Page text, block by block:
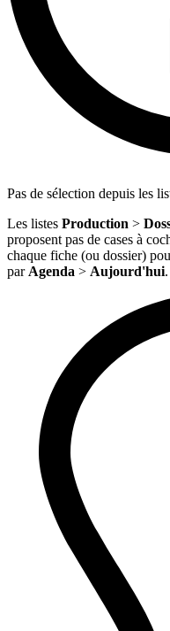
Pas de sélection depuis les
Les listes Production >
proposent pas de cases à
chaque fiche (ou dossier)
par Agenda > Aujourd'hui.